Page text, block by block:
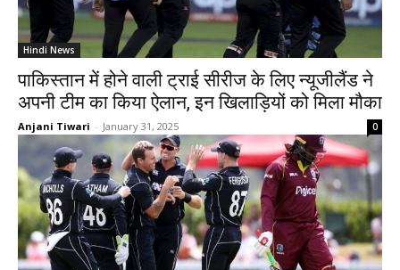
Hindi News
पाकिस्तान में होने वाली ट्राई सीरीज के लिए न्यूजीलैंड ने
अपनी टीम का किया ऐलान, इन खिलाड़ियों को मिला मौका
Anjani Tiwari - January 31, 2025 0